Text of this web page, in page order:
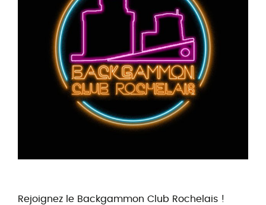
Rejoignez le Backgammon Club Rochelais !